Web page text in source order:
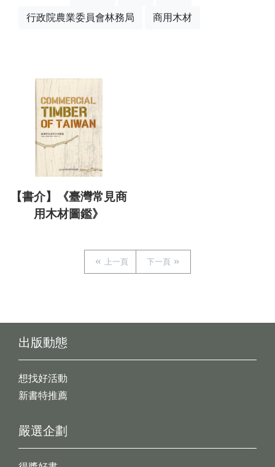
行政院農業委員會林務局 商用木材
【書介】《臺灣常見商
用木材圖鑑》
上一頁 下一頁
出版動態
想找好活動
新書特推薦
嚴選企劃